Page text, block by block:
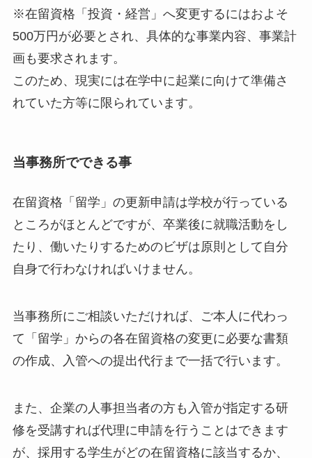
※在留資格「投資・経営」へ変更するにはおよそ
500万円が必要とされ、具体的な事業内容、事業計
画も要求されます。
このため、現実には在学中に起業に向けて準備さ
れていた方等に限られています。
当事務所でできる事
在留資格「留学」の更新申請は学校が行っている
ところがほとんどですが、卒業後に就職活動をし
たり、働いたりするためのビザは原則として自分
自身で行わなければいけません。
当事務所にご相談いただければ、ご本人に代わっ
て「留学」からの各在留資格の変更に必要な書類
の作成、入管への提出代行まで一括で行います。
また、企業の人事担当者の方も入管が指定する研
修を受講すれば代理に申請を行うことはできます
が、採用する学生がどの在留資格に該当するか、